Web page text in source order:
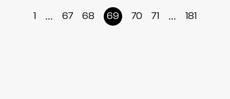
1 ... 67 68 69 70 71 ... 181